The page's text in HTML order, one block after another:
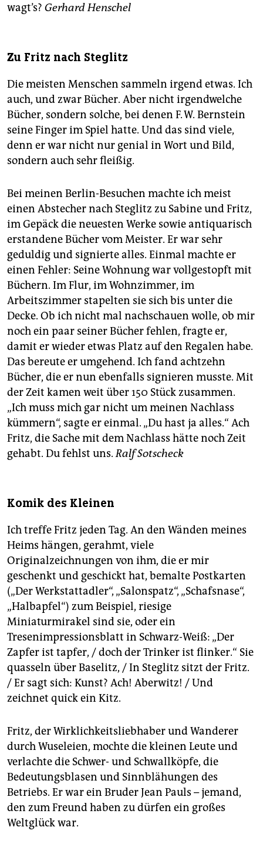
wagt’s? Gerhard Henschel
Zu Fritz nach Steglitz
Die meisten Menschen sammeln irgend etwas. Ich
auch, und zwar Bücher. Aber nicht irgendwelche
Bücher, sondern solche, bei denen F. W. Bernstein
seine Finger im Spiel hatte. Und das sind viele,
denn er war nicht nur genial in Wort und Bild,
sondern auch sehr fleißig.
Bei meinen Berlin-Besuchen machte ich meist
einen Abstecher nach Steglitz zu Sabine und Fritz,
im Gepäck die neuesten Werke sowie antiquarisch
erstandene Bücher vom Meister. Er war sehr
geduldig und signierte alles. Einmal machte er
einen Fehler: Seine Wohnung war vollgestopft mit
Büchern. Im Flur, im Wohnzimmer, im
Arbeitszimmer stapelten sie sich bis unter die
Decke. Ob ich nicht mal nachschauen wolle, ob mir
noch ein paar seiner Bücher fehlen, fragte er,
damit er wieder etwas Platz auf den Regalen habe.
Das bereute er umgehend. Ich fand achtzehn
Bücher, die er nun ebenfalls signieren musste. Mit
der Zeit kamen weit über 150 Stück zusammen.
„Ich muss mich gar nicht um meinen Nachlass
kümmern“, sagte er einmal. „Du hast ja alles.“ Ach
Fritz, die Sache mit dem Nachlass hätte noch Zeit
gehabt. Du fehlst uns.Ralf Sotscheck
Komik des Kleinen
Ich treffe Fritz jeden Tag. An den Wänden meines
Heims hängen, gerahmt, viele
Originalzeichnungen von ihm, die er mir
geschenkt und geschickt hat, bemalte Postkarten
(„Der Werkstattadler“, „Salonspatz“, „Schafsnase“,
„Halbapfel“) zum Beispiel, riesige
Miniaturmirakel sind sie, oder ein
Tresenimpressionsblatt in Schwarz-Weiß: „Der
Zapfer ist tapfer, / doch der Trinker ist flinker.“ Sie
quasseln über Baselitz, / In Steglitz sitzt der Fritz.
/ Er sagt sich: Kunst? Ach! Aberwitz! / Und
zeichnet quick ein Kitz.
Fritz, der Wirklichkeitsliebhaber und Wanderer
durch Wuseleien, mochte die kleinen Leute und
verlachte die Schwer- und Schwallköpfe, die
Bedeutungsblasen und Sinnblähungen des
Betriebs. Er war ein Bruder Jean Pauls – jemand,
den zum Freund haben zu dürfen ein großes
Weltglück war.